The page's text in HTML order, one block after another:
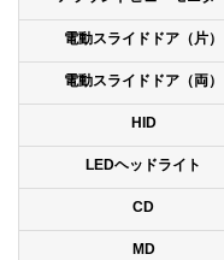
電動スライドドア（片）
電動スライドドア（両）
HID
LEDヘッドライト
CD
MD